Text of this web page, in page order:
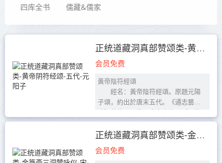
四库全书
儒藏&儒家
正统道藏洞真部赞颂类-黄帝阴符经颂-五代-元阳子
会员免费
黃帝陰符經頌
經名：黃帝陰符經頌。原題元陽
子頌，約出於唐末五代。《通志藝文
道藏》洞真部贊頌類。
黃帝陰符經頌
神...
正统道藏洞真部赞颂类-金箓斋三洞赞咏仪-宋-张商英
会员免费